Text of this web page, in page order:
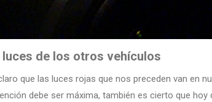
luces de los otros vehículos
que las luces rojas que nos preceden van en
debe ser máxima, también es cierto que